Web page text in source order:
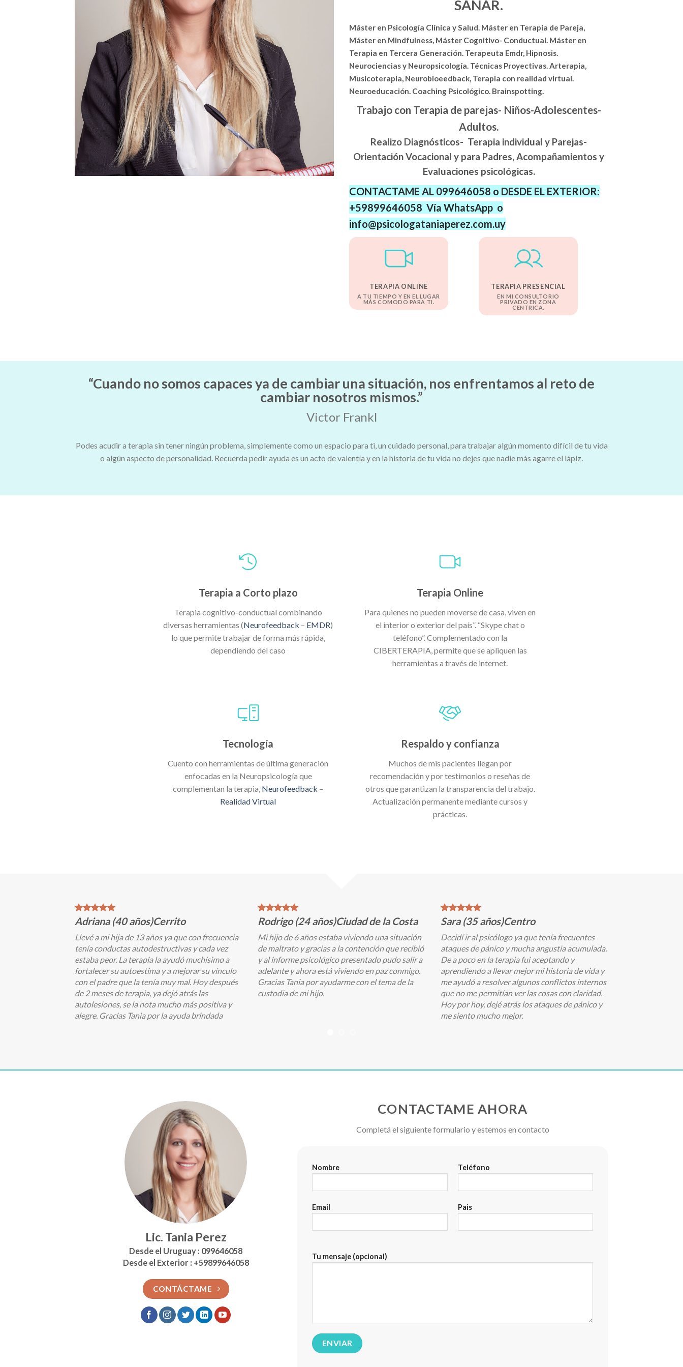
SANAR.
Máster en Psicología Clínica y Salud. Máster en Terapia de Pareja,
Máster en Mindfulness, Máster Cognitivo- Conductual. Máster en
Terapia en Tercera Generación. Terapeuta Emdr, Hipnosis.
Neurociencias y Neuropsicología. Técnicas Proyectivas. Arterapia,
Musicoterapia, Neurobioeedback, Terapia con realidad virtual.
Neuroeducación. Coaching Psicológico. Brainspotting.
Trabajo con Terapia de parejas- Niños-Adolescentes-
Adultos.
Realizo Diagnósticos- Terapia individual y Parejas-
Orientación Vocacional y para Padres, Acompañamientos y
Evaluaciones psicológicas.
CONTACTAME AL 099646058 o DESDE EL EXTERIOR:
+59899646058 Vía WhatsApp o
info@psicologataniaperez.com.uy
TERAPIA ONLINE
A TU TIEMPO Y EN EL LUGAR
MÁS COMODO PARA TI.
TERAPIA PRESENCIAL
EN MI CONSULTORIO
PRIVADO EN ZONA
CENTRICA.
“Cuando no somos capaces ya de cambiar una situación, nos enfrentamos al reto de
cambiar nosotros mismos.”
Victor Frankl
Podes acudir a terapia sin tener ningún problema, simplemente como un espacio para ti, un cuidado personal, para trabajar algún momento difícil de tu vida
o algún aspecto de personalidad. Recuerda pedir ayuda es un acto de valentía y en la historia de tu vida no dejes que nadie más agarre el lápiz.
Terapia a Corto plazo
Terapia cognitivo-conductual combinando
diversas herramientas (Neurofeedback – EMDR)
lo que permite trabajar de forma más rápida,
dependiendo del caso
Terapia Online
Para quienes no pueden moverse de casa, viven en
el interior o exterior del país”. “Skype chat o
teléfono”. Complementado con la
CIBERTERAPIA, permite que se apliquen las
herramientas a través de internet.
Tecnología
Cuento con herramientas de última generación
enfocadas en la Neuropsicología que
complementan la terapia, Neurofeedback –
Realidad Virtual
Respaldo y confianza
Muchos de mis pacientes llegan por
recomendación y por testimonios o reseñas de
otros que garantizan la transparencia del trabajo.
Actualización permanente mediante cursos y
prácticas.
Adriana (40 años)Cerrito
Llevé a mi hija de 13 años ya que con frecuencia
tenía conductas autodestructivas y cada vez
estaba peor. La terapia la ayudó muchísimo a
fortalecer su autoestima y a mejorar su vínculo
con el padre que la tenía muy mal. Hoy después
de 2 meses de terapia, ya dejó atrás las
autolesiones, se la nota mucho más positiva y
alegre. Gracias Tania por la ayuda brindada
Rodrigo (24 años)Ciudad de la Costa
Mi hijo de 6 años estaba viviendo una situación
de maltrato y gracias a la contención que recibió
y al informe psicológico presentado pudo salir a
adelante y ahora está viviendo en paz conmigo.
Gracias Tania por ayudarme con el tema de la
custodia de mi hijo.
Sara (35 años)Centro
Decidí ir al psicólogo ya que tenía frecuentes
ataques de pánico y mucha angustia acumulada.
De a poco en la terapia fui aceptando y
aprendiendo a llevar mejor mi historia de vida y
me ayudó a resolver algunos conflictos internos
que no me permitían ver las cosas con claridad.
Hoy por hoy, dejé atrás los ataques de pánico y
me siento mucho mejor.
Lic. Tania Perez
Desde el Uruguay : 099646058
Desde el Exterior : +59899646058
CONTÁCTAME
CONTACTAME AHORA
Completá el siguiente formulario y estemos en contacto
Nombre
Email
Teléfono
Pais
Tu mensaje (opcional)